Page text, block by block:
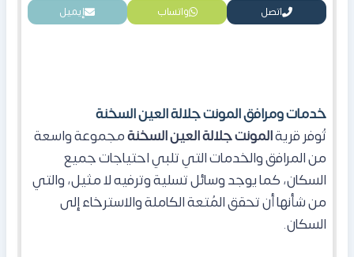
اتصل واتساب إيميل
خدمات ومرافق المونت جلالة العين السخنة
تُوفر قريةالمونت جلالة العين السخنةمجموعة واسعة
من المرافق والخدمات التي تلبي احتياجات جميع
السكان، كمايوجد وسائل تسلية وترفيه لا مثيل، والتي
من شأنها أن تحقق المُتعة الكاملة والاسترخاء إلى
السكان.